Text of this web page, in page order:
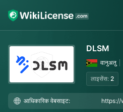
DLSM
वानुअतु
लाइसेंस: 2
आधिकारिक वेबसाइट: